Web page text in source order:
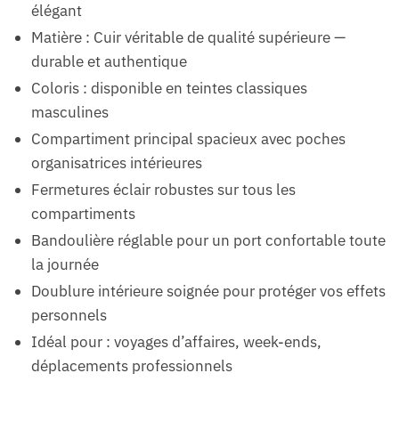
élégant
Matière : Cuir véritable de qualité supérieure —
durable et authentique
Coloris : disponible en teintes classiques
masculines
Compartiment principal spacieux avec poches
organisatrices intérieures
Fermetures éclair robustes sur tous les
compartiments
Bandoulière réglable pour un port confortable toute
la journée
Doublure intérieure soignée pour protéger vos effets
personnels
Idéal pour : voyages d’affaires, week-ends,
déplacements professionnels